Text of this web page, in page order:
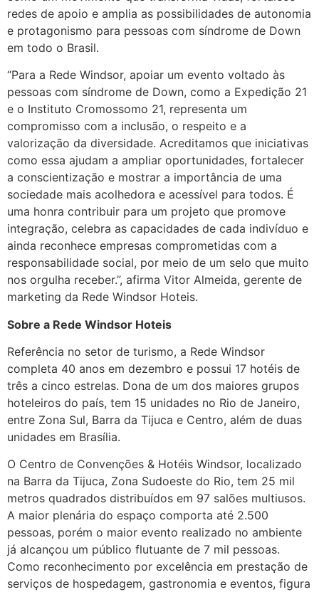
redes de apoio e amplia as possibilidades de autonomia
e protagonismo para pessoas com síndrome de Down
em todo o Brasil.
“Para a Rede Windsor, apoiar um evento voltado às
pessoas com síndrome de Down, como a Expedição 21
e o Instituto Cromossomo 21, representa um
compromisso com a inclusão, o respeito e a
valorização da diversidade. Acreditamos que iniciativas
como essa ajudam a ampliar oportunidades, fortalecer
a conscientização e mostrar a importância de uma
sociedade mais acolhedora e acessível para todos. É
uma honra contribuir para um projeto que promove
integração, celebra as capacidades de cada indivíduo e
ainda reconhece empresas comprometidas com a
responsabilidade social, por meio de um selo que muito
nos orgulha receber.”, afirma Vitor Almeida, gerente de
marketing da Rede Windsor Hoteis.
Sobre a Rede Windsor Hoteis
Referência no setor de turismo, a Rede Windsor
completa 40 anos em dezembro e possui 17 hotéis de
três a cinco estrelas. Dona de um dos maiores grupos
hoteleiros do país, tem 15 unidades no Rio de Janeiro,
entre Zona Sul, Barra da Tijuca e Centro, além de duas
unidades em Brasília.
O Centro de Convenções & Hotéis Windsor, localizado
na Barra da Tijuca, Zona Sudoeste do Rio, tem 25 mil
metros quadrados distribuídos em 97 salões multiusos.
A maior plenária do espaço comporta até 2.500
pessoas, porém o maior evento realizado no ambiente
já alcançou um público flutuante de 7 mil pessoas.
Como reconhecimento por excelência em prestação de
serviços de hospedagem, gastronomia e eventos, figura